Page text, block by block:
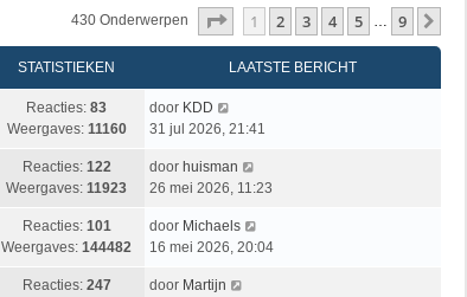
430 Onderwerpen Pagina1 Van 9
1 2 3 4 5 … 9
STATISTIEKEN LAATSTE BERICHT
Reacties: 83
Weergaves: 11160
door KDD
31 jul 2026, 21:41
Reacties: 122
Weergaves: 11923
door huisman
26 mei 2026, 11:23
Reacties: 101
Weergaves: 144482
door Michaels
16 mei 2026, 20:04
Reacties: 247
door Martijn